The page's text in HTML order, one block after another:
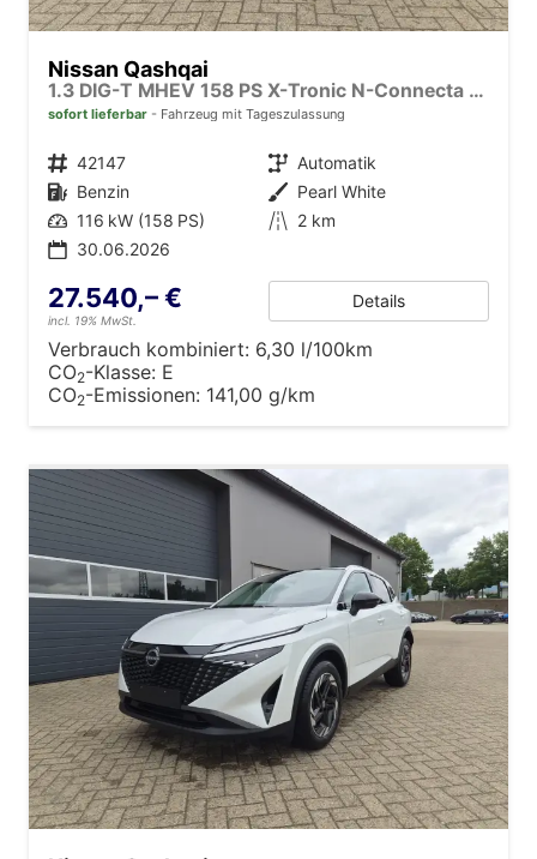
Nissan Qashqai
1.3 DIG-T MHEV 158 PS X-Tronic N-Connecta Teil-Leder PanoGlasdach Klimaautomatik Sitzheizung Lenkradheizung Navi ACC PDC v+h 360°Kamera DAB Bluetooth Touchscreen Apple CarPlay Android Auto 18"LM
sofort lieferbar Fahrzeug mit Tageszulassung
Fahrzeugnr. 42147 Getriebe Automatik
Kraftstoff Benzin Außenfarbe Pearl White
Leistung 116 kW (158 PS) Kilometerstand 2 km
30.06.2026
27.540,– €
incl. 19% MwSt.
Details
Verbrauch kombiniert: 6,30 l/100km
CO2-Klasse: E
CO2-Emissionen: 141,00 g/km